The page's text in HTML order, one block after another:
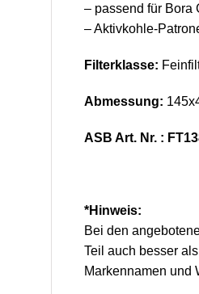
– passend für Bora
– Aktivkohle-
Filterklasse:
Abmessung:
ASB Art. Nr. :
*Hinweis:
Bei den
Teil auch besser
Markennamen und